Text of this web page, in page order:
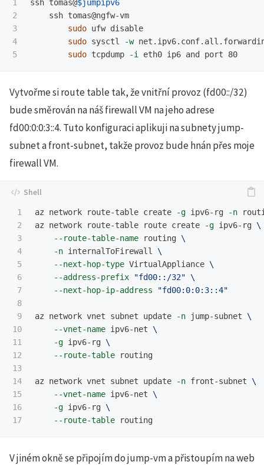
1
2
3
4
ssh tomas@$jumpipv6
    ssh tomas@ngfw-vm
sudo ufw disable
sudo sysctl -w
sudo tcpdump -i
Vytvořme si route table tak, že vnitřní provoz (fd00::/32)
bude směrován na náš firewall VM na jeho adrese
fd00:0:0:3::4. Tuto konfiguraci aplikuji na subnety jump-
subnet a front-subnet, takže provoz bude hnán přes moje
firewall VM.
1
2
3
4
5
6
7
8
9
10
11
12
13
14
15
16
az network route-table create -g ipv6-rg -n
az network route-table route create
-g ipv6-rg \
--route-table-name routing \
-n internalToFirewall \
--next-hop-type VirtualAppliance \
--address-prefix
"fd00::/32" \
--next-hop-ip-address
"fd00:0:0:3::4"
az network vnet subnet update -n jump-subnet \
--vnet-name ipv6-net \
-g ipv6-rg \
--route-table routing
az network vnet subnet update -n front-subnet \
--vnet-name ipv6-net \
-g ipv6-rg \
--route-table
V jiném okně se připojím do jump-vm a přistoupím na web